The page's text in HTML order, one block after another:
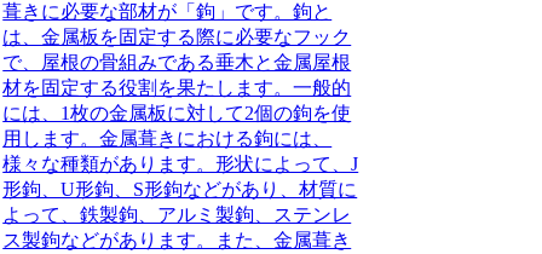
葺きに必要な部材が「鉤」です。鉤と
は、金属板を固定する際に必要なフック
で、屋根の骨組みである垂木と金属屋根
材を固定する役割を果たします。一般的
には、1枚の金属板に対して2個の鉤を使
用します。金属葺きにおける鉤には、
様々な種類があります。形状によって、J
形鉤、U形鉤、S形鉤などがあり、材質に
よって、鉄製鉤、アルミ製鉤、ステンレ
ス製鉤などがあります。また、金属葺き